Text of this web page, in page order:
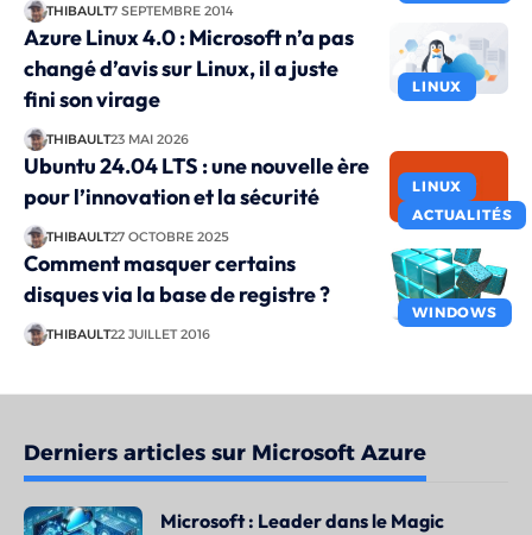
THIBAULT7 SEPTEMBRE 2014
LINUX
Azure Linux 4.0 : Microsoft n’a pas
changé d’avis sur Linux, il a juste
fini son virage
THIBAULT23 MAI 2026
LINUX
ACTUALITÉS
Ubuntu 24.04 LTS : une nouvelle ère
pour l’innovation et la sécurité
THIBAULT27 OCTOBRE 2025
WINDOWS
Comment masquer certains
disques via la base de registre ?
THIBAULT22 JUILLET 2016
Derniers articles sur Microsoft Azure
Microsoft : Leader dans le Magic